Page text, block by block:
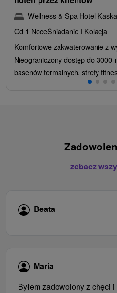
Wellness & Spa Hotel
Od 1 NoceŚniadanie I Kolacja
Komfortowe zakwaterowanie z
Nieograniczony dostęp do
basenów termalnych, strefy
zobacz
Beata
Maria
Byłem zadowolony z chęci